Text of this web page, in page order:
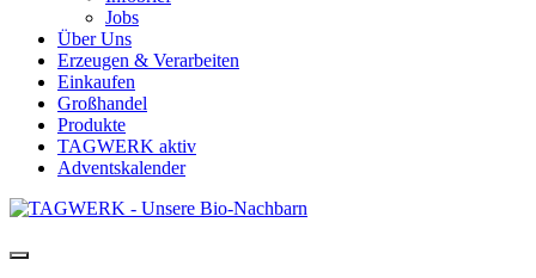
Jobs
Über Uns
Erzeugen & Verarbeiten
Einkaufen
Großhandel
Produkte
TAGWERK aktiv
Adventskalender